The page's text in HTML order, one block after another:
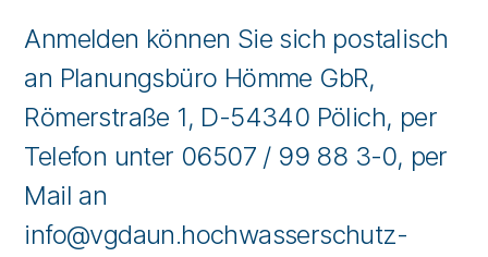
Anmelden können Sie sich postalisch
an Planungsbüro Hömme GbR,
Römerstraße 1, D-54340 Pölich, per
Telefon unter 06507 / 99 88 3-0, per
Mail an
info@vgdaun.hochwasserschutz-